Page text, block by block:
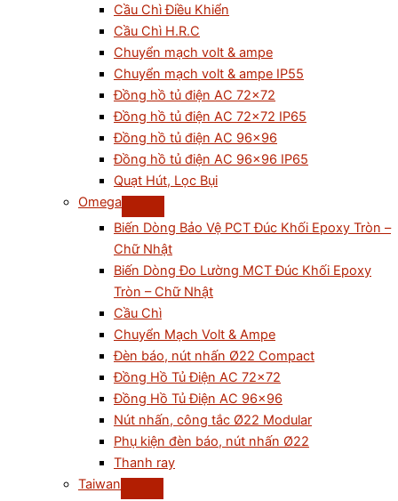
Cầu Chì Điều Khiển
Cầu Chì H.R.C
Chuyển mạch volt & ampe
Chuyển mạch volt & ampe IP55
Đồng hồ tủ điện AC 72×72
Đồng hồ tủ điện AC 72×72 IP65
Đồng hồ tủ điện AC 96×96
Đồng hồ tủ điện AC 96×96 IP65
Quạt Hút, Lọc Bụi
Omega
Biến Dòng Bảo Vệ PCT Đúc Khối Epoxy Tròn –
Chữ Nhật
Biến Dòng Đo Lường MCT Đúc Khối Epoxy
Tròn – Chữ Nhật
Cầu Chì
Chuyển Mạch Volt & Ampe
Đèn báo, nút nhấn Ø22 Compact
Đồng Hồ Tủ Điện AC 72×72
Đồng Hồ Tủ Điện AC 96×96
Nút nhấn, công tắc Ø22 Modular
Phụ kiện đèn báo, nút nhấn Ø22
Thanh ray
Taiwan